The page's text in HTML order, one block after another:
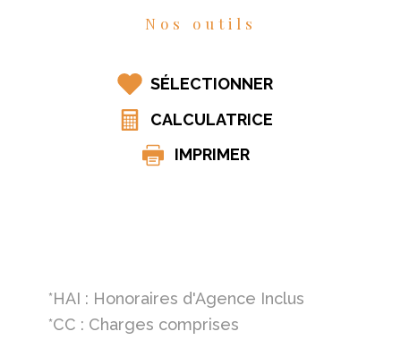
Nos outils
SÉLECTIONNER
CALCULATRICE
IMPRIMER
*HAI : Honoraires d'Agence Inclus
*CC : Charges comprises